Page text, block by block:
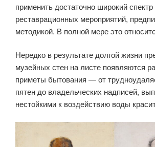
применить достаточно широкий спектр
реставрационных мероприятий,
методикой. В полной мере это
Нередко в результате долгой жизни
музейных стен на листе появляются
приметы бытования — от
пятен до владельческих надписей,
нестойкими к воздействию воды